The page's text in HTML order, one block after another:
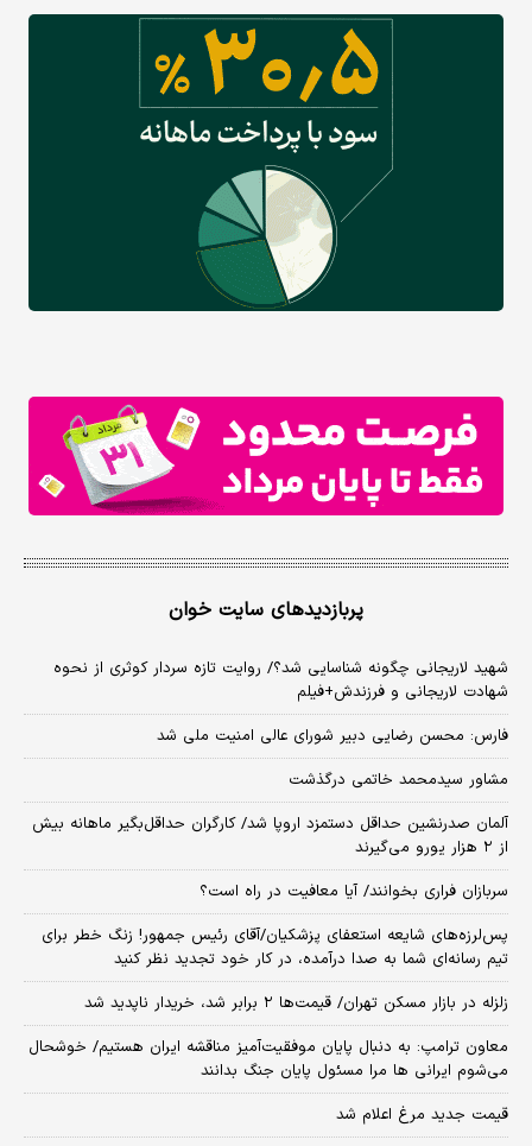
پربازدیدهای سایت خوان
شهید لاریجانی چگونه شناسایی شد؟/ روایت تازه سردار کوثری از نحوه
شهادت لاریجانی و فرزندش+فیلم
فارس: محسن رضایی دبیر شورای عالی امنیت ملی شد
مشاور سیدمحمد خاتمی درگذشت
آلمان صدرنشین حداقل دستمزد اروپا شد/ کارگران حداقل‌بگیر ماهانه بیش
از ۲ هزار یورو می‌گیرند
سربازان فراری بخوانند/ آیا معافیت در راه است؟
پس‌لرزه‌های شایعه استعفای پزشکیان/آقای رئیس جمهور! زنگ خطر برای
تیم رسانه‌ای شما به صدا درآمده، در کار خود تجدید نظر کنید
زلزله در بازار مسکن تهران/ قیمت‌ها ۲ برابر شد، خریدار ناپدید شد
معاون ترامپ: به دنبال پایان موفقیت‌آمیز مناقشه ایران هستیم/ خوشحال
می‌شوم ایرانی ها مرا مسئول پایان جنگ بدانند
قیمت جدید مرغ اعلام شد